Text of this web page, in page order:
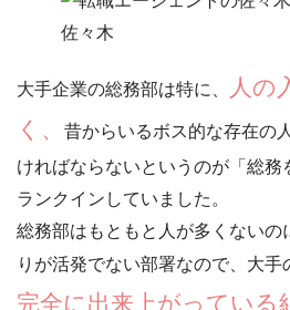
佐々木
大手企業の総務部は特に、
人の
く、
昔からいるボス的な存在の
ければならないというのが「 総務
ランクインしていました。
総務部はもともと人が多くないの
りが活発でない部署なので、大手
完全に出来上がっている